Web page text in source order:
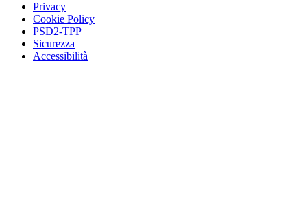
Privacy
Cookie Policy
PSD2-TPP
Sicurezza
Accessibilità